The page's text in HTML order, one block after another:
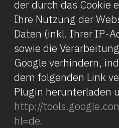
der durch das Cookie
Ihre Nutzung der
Daten (inkl. Ihrer IP-
sowie die
Google verhindern,
dem folgenden Link
Plugin herunterladen
http://
hl=de.